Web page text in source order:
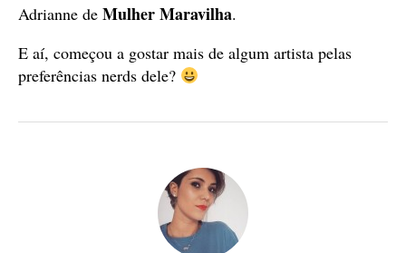
Adrianne de Mulher Maravilha.
E aí, começou a gostar mais de algum artista pelas
preferências nerds dele?